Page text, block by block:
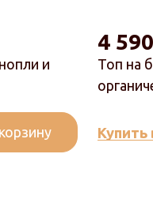
и
В корзину
Топ на
4
Купить